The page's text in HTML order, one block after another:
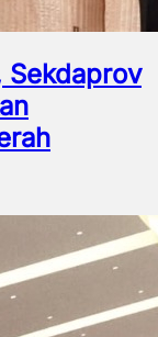
Sekdaprov